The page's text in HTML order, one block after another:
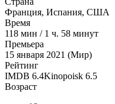
Франция, Испания, США
Время
118 мин / 1 ч. 58 минут
Премьера
15 января 2021 (Мир)
Рейтинг
IMDB 6.4Kinopoisk 6.5
Возраст